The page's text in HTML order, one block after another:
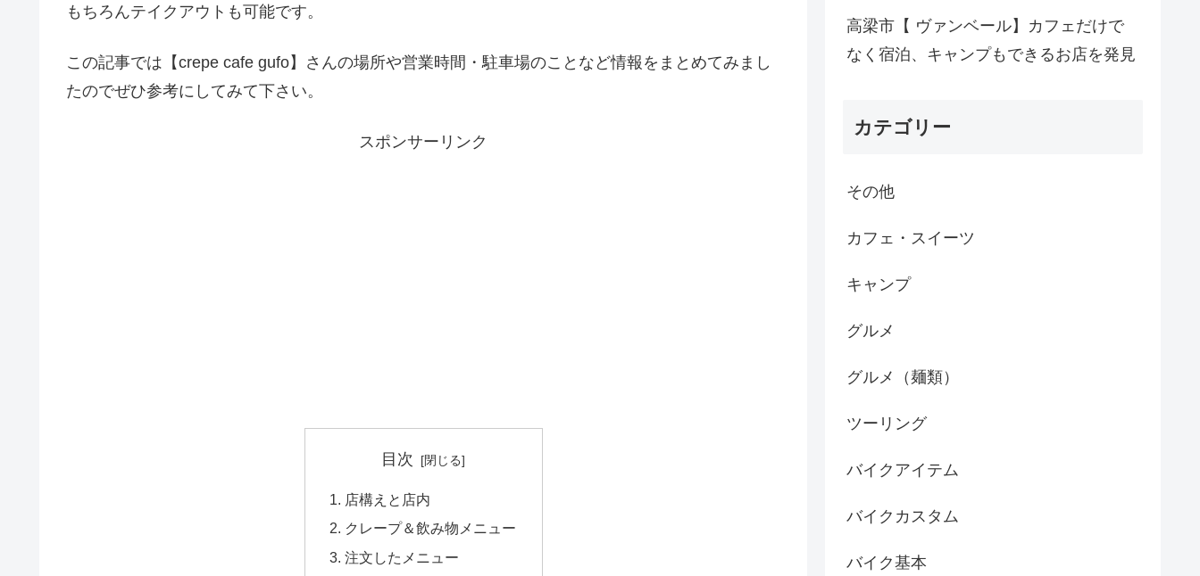
もちろんテイクアウトも可能です。
この記事では【crepe cafe gufo】さんの場所や営業時間・駐車場のことなど情報をまとめてみまし
たのでぜひ参考にしてみて下さい。
スポンサーリンク
目次
店構えと店内
クレープ＆飲み物メニュー
注文したメニュー
高梁市【 ヴァンベール】カフェだけで
なく宿泊、キャンプもできるお店を発見
カテゴリー
その他
カフェ・スイーツ
キャンプ
グルメ
グルメ（麺類）
ツーリング
バイクアイテム
バイクカスタム
バイク基本